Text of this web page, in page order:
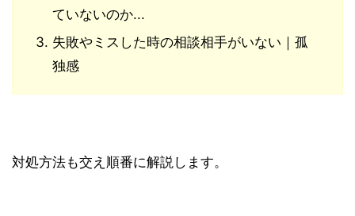
ていないのか...
失敗やミスした時の相談相手がいない｜孤
独感
対処方法も交え順番に解説します。